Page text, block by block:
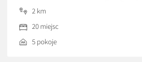
pozytywna energią. Jeśli zależy wam na
łonie natury, w spokojnym miejscu.
słyszeć śpiew ptaków, natomiast
sąsiadami zasiąść przy ognisku pod
2 km
20 miejsc
5 pokoje